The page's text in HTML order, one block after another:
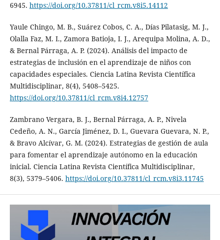
6945. https://doi.org/10.37811/cl_rcm.v8i5.14112
Yaule Chingo, M. B., Suárez Cobos, C. A., Días Pilatasig, M. J.,
Olalla Faz, M. I., Zamora Batioja, I. J., Arequipa Molina, A. D.,
& Bernal Párraga, A. P. (2024). Análisis del impacto de
estrategias de inclusión en el aprendizaje de niños con
capacidades especiales. Ciencia Latina Revista Científica
Multidisciplinar, 8(4), 5408–5425.
https://doi.org/10.37811/cl_rcm.v8i4.12757
Zambrano Vergara, B. J., Bernal Párraga, A. P., Nivela
Cedeño, A. N., García Jiménez, D. I., Guevara Guevara, N. P.,
& Bravo Alcívar, G. M. (2024). Estrategias de gestión de aula
para fomentar el aprendizaje autónomo en la educación
inicial. Ciencia Latina Revista Científica Multidisciplinar,
8(3), 5379–5406. https://doi.org/10.37811/cl_rcm.v8i3.11745